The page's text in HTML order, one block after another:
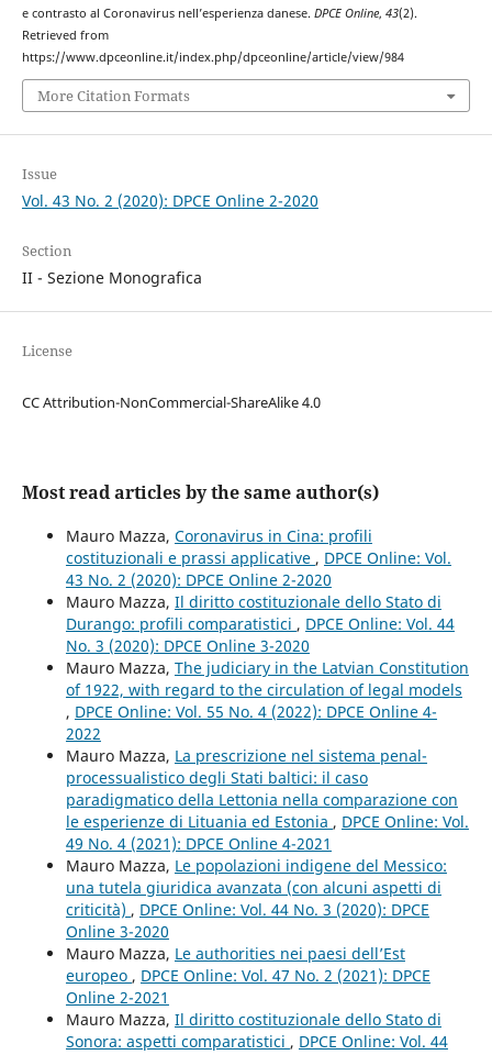
e contrasto al Coronavirus nell’esperienza danese. DPCE Online, 43(2).
Retrieved from
https://www.dpceonline.it/index.php/dpceonline/article/view/984
More Citation Formats
Issue
Vol. 43 No. 2 (2020): DPCE Online 2-2020
Section
II - Sezione Monografica
License
CC Attribution-NonCommercial-ShareAlike 4.0
Most read articles by the same author(s)
Mauro Mazza, Coronavirus in Cina: profili
costituzionali e prassi applicative , DPCE Online: Vol.
43 No. 2 (2020): DPCE Online 2-2020
Mauro Mazza, Il diritto costituzionale dello Stato di
Durango: profili comparatistici , DPCE Online: Vol. 44
No. 3 (2020): DPCE Online 3-2020
Mauro Mazza, The judiciary in the Latvian Constitution
of 1922, with regard to the circulation of legal models
, DPCE Online: Vol. 55 No. 4 (2022): DPCE Online 4-
2022
Mauro Mazza, La prescrizione nel sistema penal-
processualistico degli Stati baltici: il caso
paradigmatico della Lettonia nella comparazione con
le esperienze di Lituania ed Estonia , DPCE Online: Vol.
49 No. 4 (2021): DPCE Online 4-2021
Mauro Mazza, Le popolazioni indigene del Messico:
una tutela giuridica avanzata (con alcuni aspetti di
criticità) , DPCE Online: Vol. 44 No. 3 (2020): DPCE
Online 3-2020
Mauro Mazza, Le authorities nei paesi dell’Est
europeo , DPCE Online: Vol. 47 No. 2 (2021): DPCE
Online 2-2021
Mauro Mazza, Il diritto costituzionale dello Stato di
Sonora: aspetti comparatistici , DPCE Online: Vol. 44